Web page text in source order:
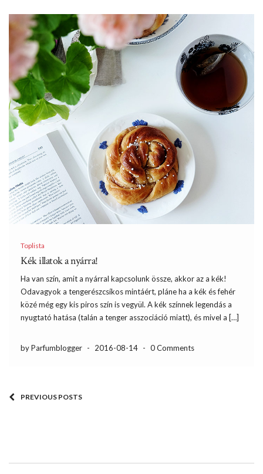
Toplista
Kék illatok a nyárra!
Ha van szín, amit a nyárral kapcsolunk össze, akkor az a kék!
Odavagyok a tengerészcsíkos mintáért, pláne ha a kék és fehér
közé még egy kis piros szín is vegyül. A kék színnek legendás a
nyugtató hatása (talán a tenger asszociáció miatt), és mivel a […]
by Parfumblogger - 2016-08-14 - 0 Comments
PREVIOUS POSTS